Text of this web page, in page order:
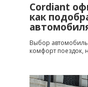
Cordiant
как
Выбор
комфорт поездок,